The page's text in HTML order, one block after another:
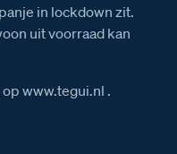
in lockdown zit.
uit voorraad kan
www.tegui.nl .